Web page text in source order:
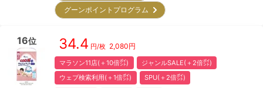
グーンポイントプログラム
16位 34.4 円/枚 2,080円
マラソン11店(＋10倍㌽)
ジャンルSALE(＋2倍㌽)
ウェブ検索利用(＋1倍㌽)
SPU(＋2倍㌽)